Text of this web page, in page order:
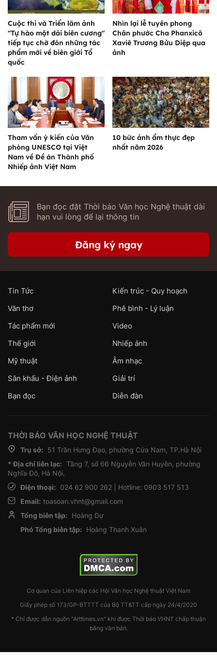
Cuộc thi và Triển lãm ảnh
"Tự hào một dải biên cương"
tiếp tục chờ đón những tác
phẩm mới về biên giới Tổ
quốc
Nhìn lại lễ tuyên phong
Chân phước Cha Phanxicô
Xaviê Trương Bửu Diệp qua
ảnh
Tham vấn ý kiến của Văn
phòng UNESCO tại Việt
Nam về Đề án Thành phố
Nhiếp ảnh Việt Nam
10 bức ảnh ẩm thực đẹp
nhất năm 2026
Bạn đọc đặt Thời báo Văn học Nghệ thuật dài
hạn vui lòng để lại thông tin
Đăng ký ngay
Tin Tức
Kiến trúc - Quy hoạch
Văn thơ
Phê bình - Lý luận
Tác phẩm mới
Video
Thế giới
Nhiếp ảnh
Mỹ thuật
Âm nhạc
Sân khấu - Điện ảnh
Giải trí
Bạn đọc
Diễn đàn
THỜI BÁO VĂN HỌC NGHỆ THUẬT
Trụ sở:
51 Trần Hưng Đạo, phường Cửa Nam, TP.Hà Nội
* Địa chỉ liên lạc: Tầng 7, số 66 Nguyễn Văn Huyên, phường
Nghĩa Đô, Hà Nội.
Điện thoại:
024 62 900 262 | Hotline: 0903 517 513
Email: toasoan.vhnt@gmail.com
Tổng biên tập:
Hoàng Dự
Phó Tổng biên tập:
Hoàng Thanh Xuân
Cơ quan của Liên hiệp các Hội Văn học Nghệ thuật Việt Nam
Giấy phép số 173/GP-BTTTT của Bộ TT&TT cấp ngày 24/4/2020
* Chỉ được dẫn nguồn "Arttimes.vn" khi được Thời báo VHNT chấp thuận
bằng văn bản.